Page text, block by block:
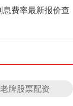
费率最新报价查
老牌股票配资